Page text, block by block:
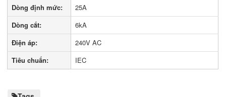
Dòng định mức:
25A
Dòng cắt:
6kA
Điện áp:
240V AC
Tiêu chuẩn:
IEC